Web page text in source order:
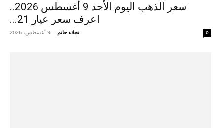
سعر الذهب اليوم الأحد 9 أغسطس 2026..
اعرف سعر عيار 21...
نجلاء حاتم - 9 أغسطس، 2026 0